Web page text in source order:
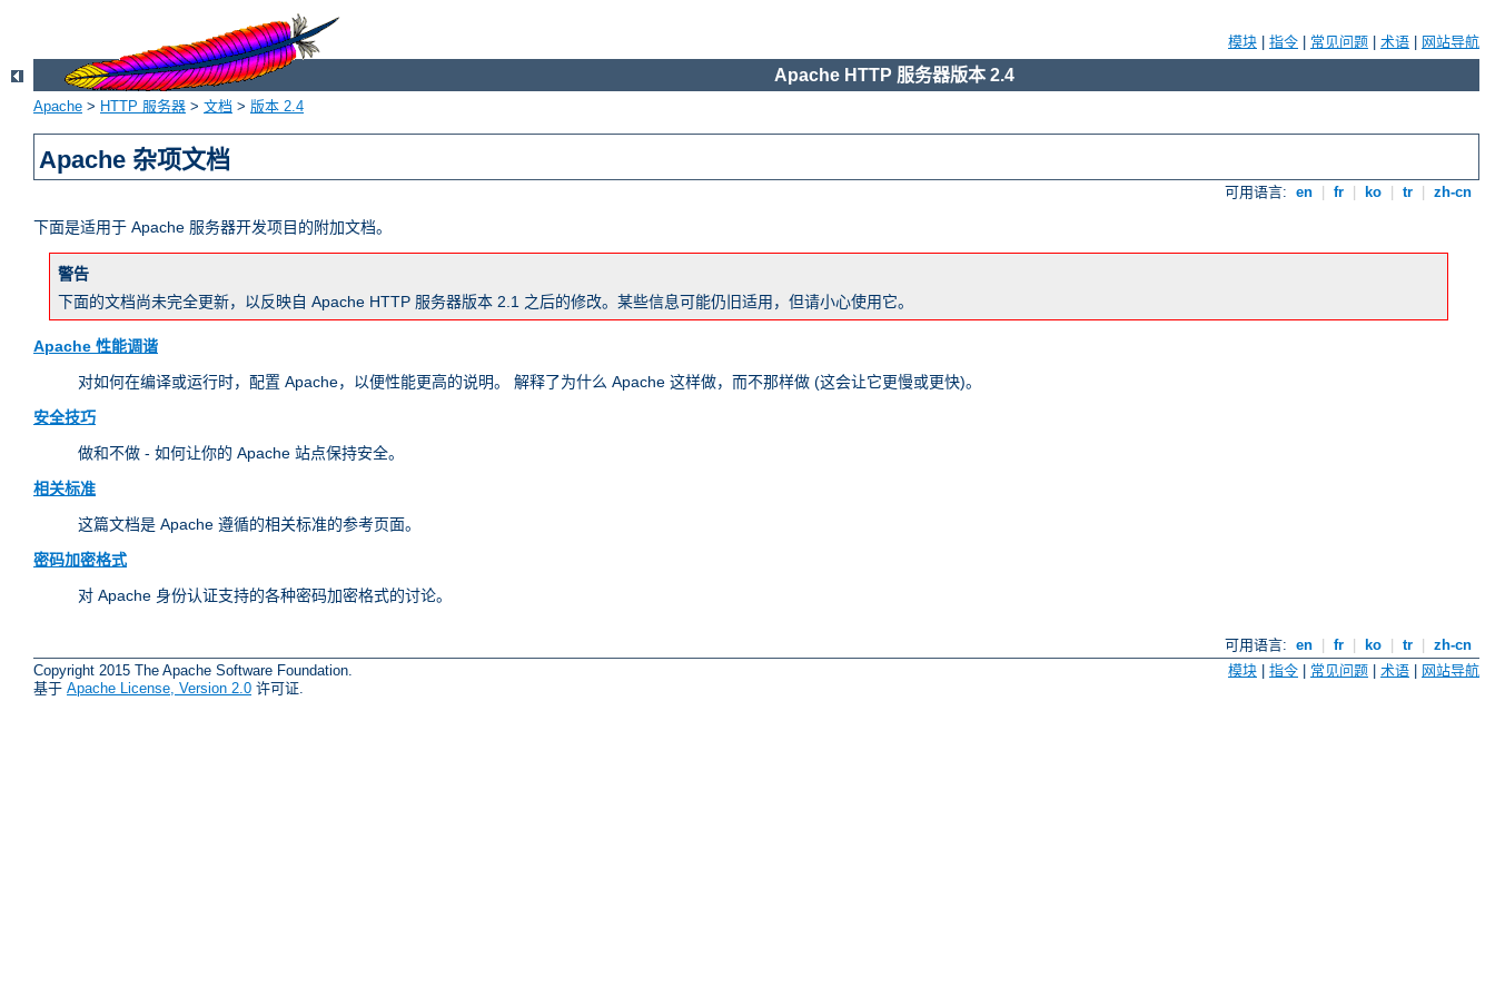
模块 指令 常见问题 术语 网站导航
Apache HTTP 服务器版本 2.4
Apache > HTTP 服务器 > 文档 > 版本 2.4
Apache 杂项文档
可用语言: en fr ko tr zh-cn
下面是适用于 Apache 服务器开发项目的附加文档。
警告
下面的文档尚未完全更新，以反映自 Apache HTTP 服务器版本 2.1 之后的修改。某些信息可能仍旧适用，但请小心使用它。
Apache 性能调谐
对如何在编译或运行时，配置 Apache，以便性能更高的说明。 解释了为什么 Apache 这样做，而不那样做 (这会让它更慢或更快)。
安全技巧
做和不做 - 如何让你的 Apache 站点保持安全。
相关标准
这篇文档是 Apache 遵循的相关标准的参考页面。
密码加密格式
对 Apache 身份认证支持的各种密码加密格式的讨论。
可用语言: en fr ko tr
zh-cn
Copyright 2015 The Apache Software Foundation.
基于 Apache License, Version 2.0 许可证.
模块 | 指令 | 常见问题 | 术语 | 网站导航